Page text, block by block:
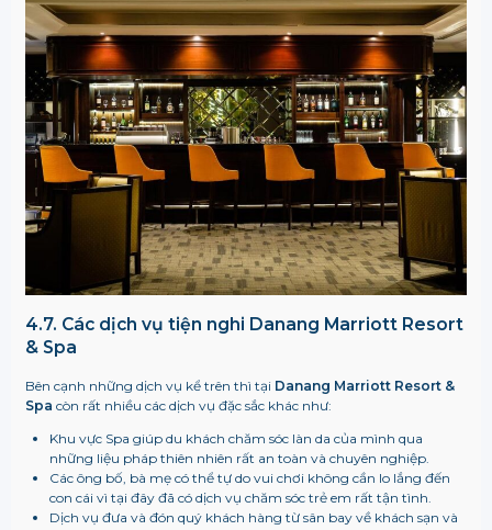
4.7. Các dịch vụ tiện nghi Danang Marriott Resort
& Spa
Bên cạnh những dịch vụ kể trên thì tại Danang Marriott Resort &
Spa còn rất nhiều các dịch vụ đặc sắc khác như:
Khu vực Spa giúp du khách chăm sóc làn da của mình qua
những liệu pháp thiên nhiên rất an toàn và chuyên nghiệp.
Các ông bố, bà mẹ có thể tự do vui chơi không cần lo lắng đến
con cái vì tại đây đã có dịch vụ chăm sóc trẻ em rất tận tình.
Dịch vụ đưa và đón quý khách hàng từ sân bay về khách sạn và